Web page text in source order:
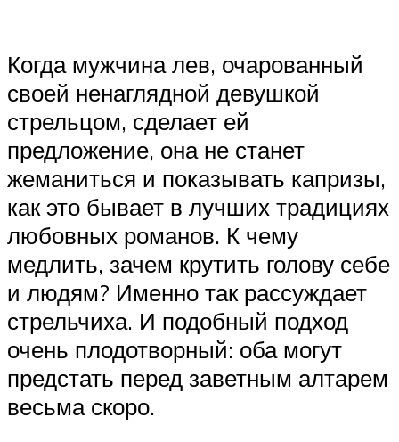
Когда мужчина лев, очарованный
своей ненаглядной девушкой
стрельцом, сделает ей
предложение, она не станет
жеманиться и показывать капризы,
как это бывает в лучших традициях
любовных романов. К чему
медлить, зачем крутить голову себе
и людям? Именно так рассуждает
стрельчиха. И подобный подход
очень плодотворный: оба могут
предстать перед заветным алтарем
весьма скоро.